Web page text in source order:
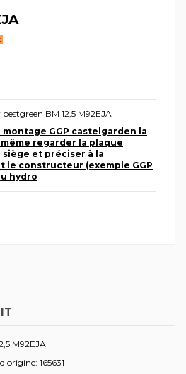
BM 12,5 M92EJA
GGP castelgarden la
regarder la plaque
et préciser à la
le constructeur (exemple GGP
hydro
M92EJA
165631